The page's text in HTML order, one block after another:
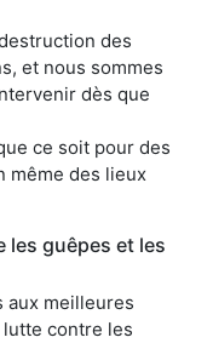
des
et nous sommes
dès que
ce soit pour des
même des lieux
guêpes et les
aux meilleures
contre les